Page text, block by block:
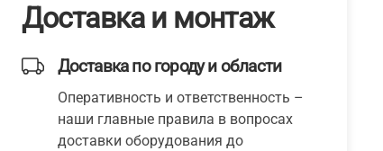
Доставка и монтаж
Доставка по городу и области
Оперативность и ответственность –
наши главные правила в вопросах
доставки оборудования до